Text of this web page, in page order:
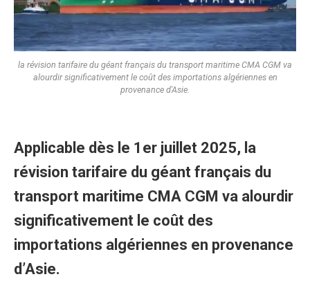
la révision tarifaire du géant français du transport maritime CMA CGM va
alourdir significativement le coût des importations algériennes en
provenance d'Asie.
Applicable dès le 1er juillet 2025, la
révision tarifaire du géant français du
transport maritime CMA CGM va alourdir
significativement le coût des
importations algériennes en provenance
d’Asie.